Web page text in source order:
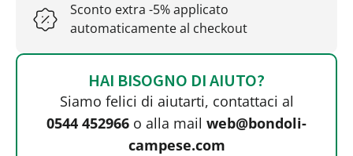
Sconto extra -5% applicato
automaticamente al checkout
HAI BISOGNO DI AIUTO?
Siamo felici di aiutarti, contattaci al
0544 452966 o alla mail web@bondoli-
campese.com